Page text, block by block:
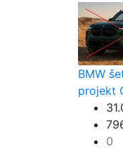
BMW
projekt
0